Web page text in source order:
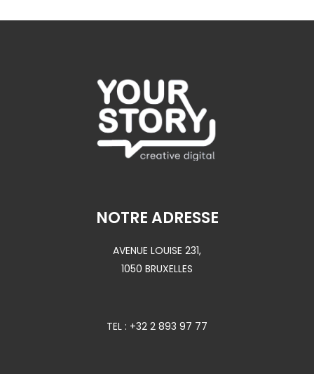
NOTRE ADRESSE
AVENUE LOUISE 231,
1050 BRUXELLES
TEL : +32 2 893 97 77